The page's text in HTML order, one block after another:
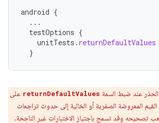
android {
...
testOptions {
unitTests . returnDefaultValues
}
عند ضبط السمة returnDefaultValues على
المعروضة الصفرية أو الخالية إلى حدوث تراجعات
تصحيحه وقد تسمح باجتياز الاختبارات غير الناجحة.